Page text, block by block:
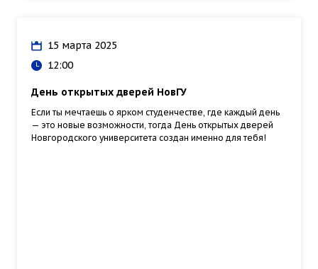
15 марта 2025
12:00
День открытых дверей НовГУ
Если ты мечтаешь о ярком студенчестве, где каждый день
— это новые возможности, тогда День открытых дверей
Новгородского университета создан именно для тебя!